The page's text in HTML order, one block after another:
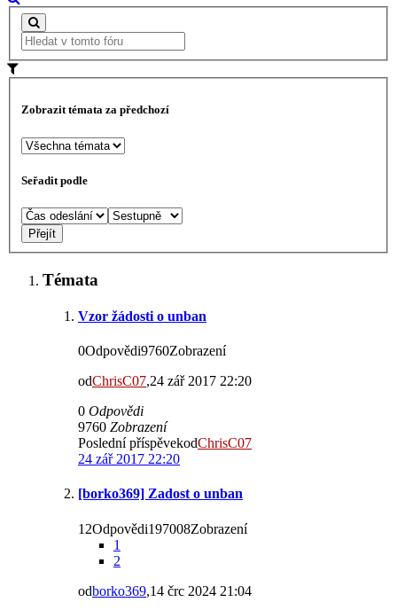
Zobrazit témata za předchozí
Seřadit podle
Témata
Vzor žádosti o unban
0Odpovědi9760Zobrazení
odChrisC07,24 zář 2017 22:20
0 Odpovědi
9760 Zobrazení
Poslední příspěvekodChrisC07
24 zář 2017 22:20
[borko369] Zadost o unban
12Odpovědi197008Zobrazení
1
2
odborko369,14 črc 2024 21:04